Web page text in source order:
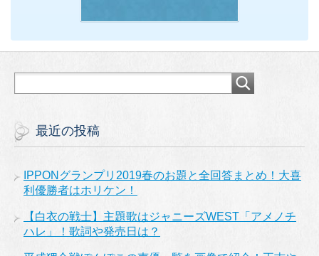
最近の投稿
IPPONグランプリ2019春のお題と全回答まとめ！大喜
利優勝者はホリケン！
【白衣の戦士】主題歌はジャニーズWEST「アメノチ
ハレ」！歌詞や発売日は？